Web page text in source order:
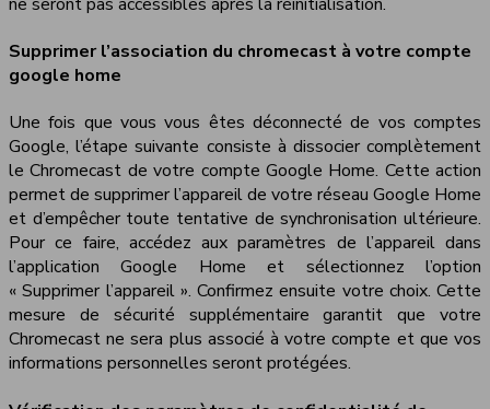
Supprimer l’association du chromecast à votre compte
google home
Une fois que vous vous êtes déconnecté de vos comptes
Google, l’étape suivante consiste à dissocier complètement
le Chromecast de votre compte Google Home. Cette action
permet de supprimer l’appareil de votre réseau Google Home
et d’empêcher toute tentative de synchronisation ultérieure.
Pour ce faire, accédez aux paramètres de l’appareil dans
l’application Google Home et sélectionnez l’option
« Supprimer l’appareil ». Confirmez ensuite votre choix. Cette
mesure de sécurité supplémentaire garantit que votre
Chromecast ne sera plus associé à votre compte et que vos
informations personnelles seront protégées.